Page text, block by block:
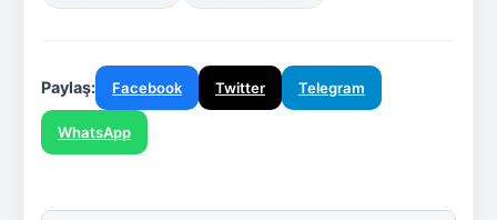
Paylaş: Facebook Twitter Telegram
WhatsApp